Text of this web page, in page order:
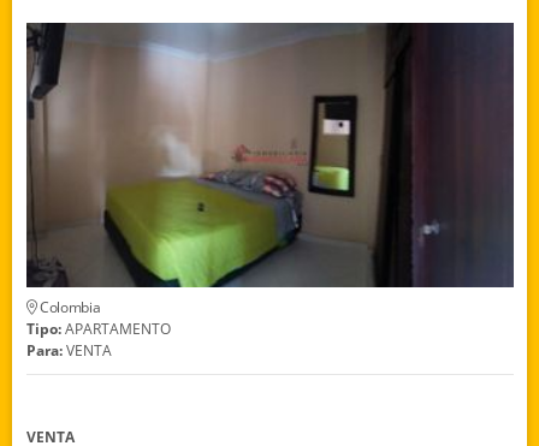
Colombia
Tipo:APARTAMENTO
Para:VENTA
VENTA